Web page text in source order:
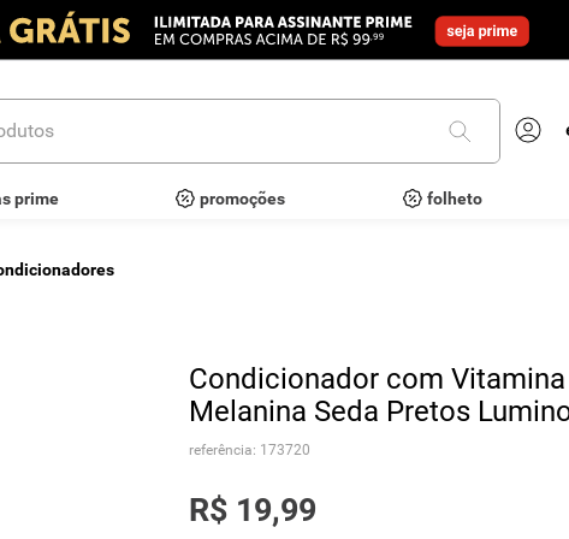
prime promoções folheto
Condicionador com
Melanina Seda Pretos
referência: 173720
R$ 19,99